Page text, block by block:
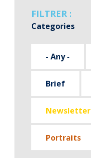
FILTRER :
Categories
- Any -
Brief
Newsletter
Portraits